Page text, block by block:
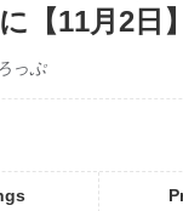
【11月2日】
っぷ